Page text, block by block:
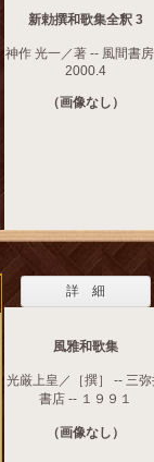
新勅撰和歌集全釈 3
神作 光一／著 -- 風間書
2000.4
（画像なし）
詳 細
風雅和歌集
光厳上皇／［撰］ -- 三
書店 -- １９９１
（画像なし）